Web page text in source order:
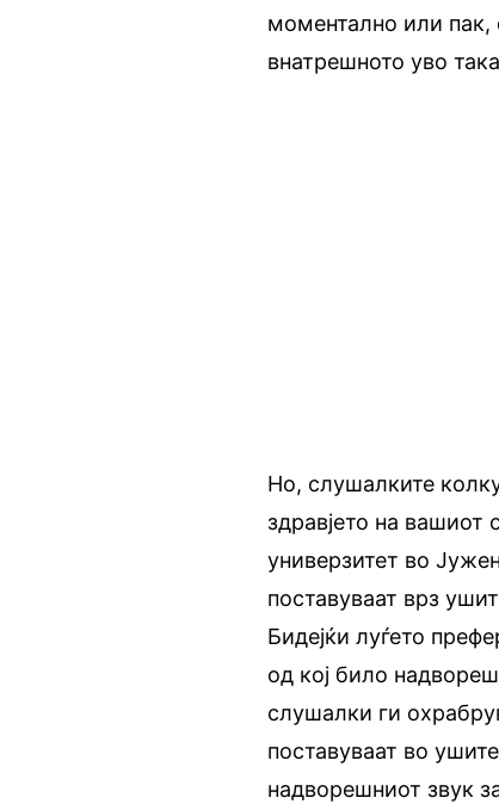
моментално или пак,
внатрешното уво
Но, слушалките
здравјето на
универзитет во
поставуваат врз
Бидејќи луѓето
од кој било
слушалки ги
поставуваат во
надворешниот звук